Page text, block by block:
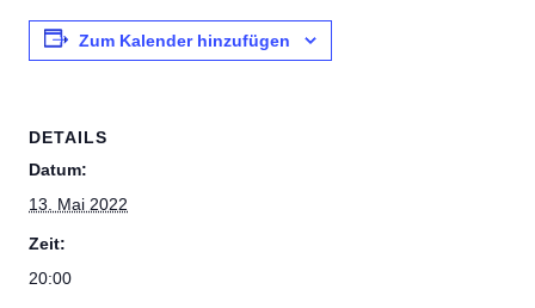
Zum Kalender hinzufügen
DETAILS
Datum:
13. Mai 2022
Zeit:
20:00